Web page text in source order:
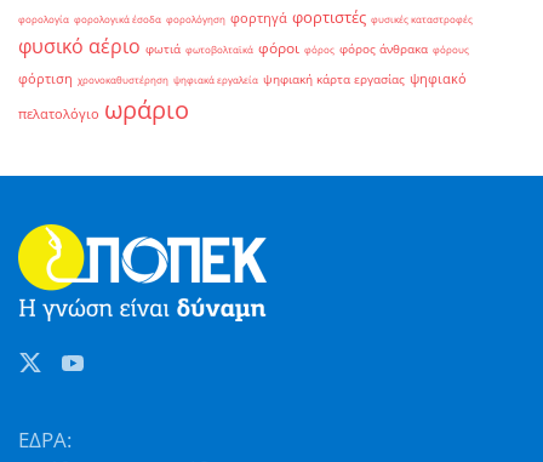
φορολογία φορολογικά έσοδα φορολόγηση φορτηγά φορτιστές φυσικές καταστροφές
φυσικό αέριο φωτιά φωτοβολταϊκά φόροι φόρος φόρος άνθρακα φόρους
φόρτιση χρονοκαθυστέρηση ψηφιακά εργαλεία ψηφιακή κάρτα εργασίας ψηφιακό
πελατολόγιο ωράριο
ΕΔΡΑ: